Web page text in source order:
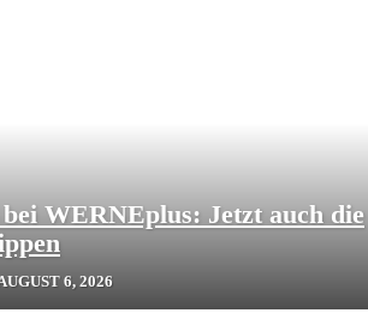
WERNEplus: Jetzt auch die
6, 2026